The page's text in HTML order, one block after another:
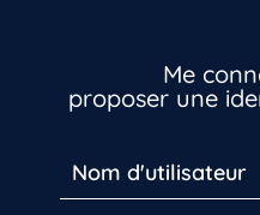
Me
proposer une